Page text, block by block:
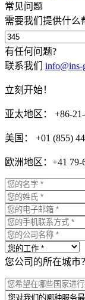
常见问题
需要我们提供什么
有任何问题?
联系我们 info@ins-
立刻开始！
亚太地区： +86-
美国： +01 (855)
欧洲地区：+41 79-
您公司的所在城市？